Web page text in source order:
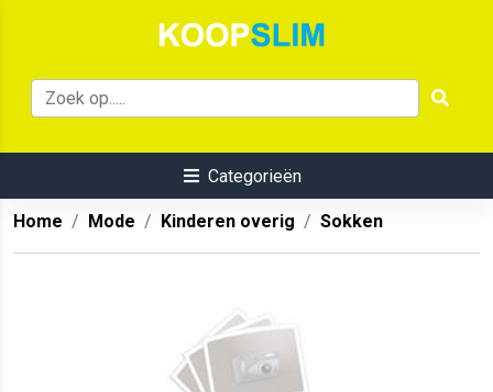
Categorieën
Home Mode Kinderen overig Sokken